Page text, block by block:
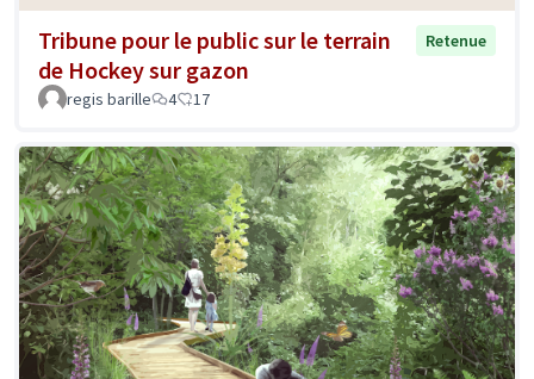
Tribune pour le public sur le terrain
de Hockey sur gazon
Retenue
regis barille 4 17